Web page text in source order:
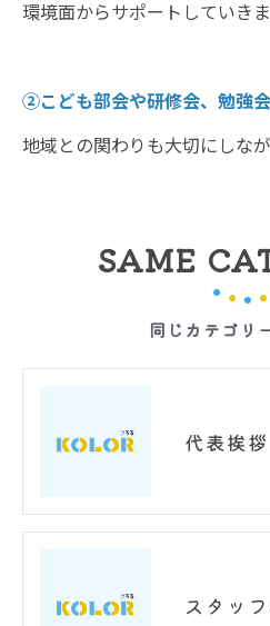
環境面からサポートしていきま
②こども部会や研修会、勉強
地域との関わりも大切にしな
同じカテゴリ
SAME
代表挨拶
スタッ